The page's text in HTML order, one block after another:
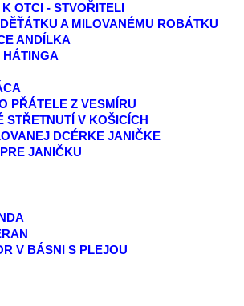
OTCI - STVOŘITELI
A MILOVANÉMU ROBÁTKU
ANDÍLKA
HÁTINGA
PŘÁTELE Z VESMÍRU
STŘETNUTÍ V KOŠICÍCH
DCÉRKE JANIČKE
JANIČKU
V BÁSNI S PLEJOU